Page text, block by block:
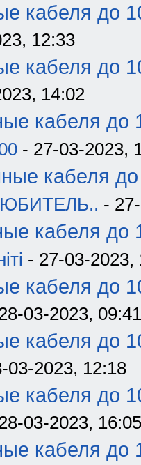
кабеля до
12:33
кабеля до
14:02
кабеля до
- 27-03-2023,
кабеля до
-
кабеля до
- 27-03-2023,
кабеля до
03-2023, 09:41
кабеля до
03-2023, 12:18
кабеля до
03-2023, 16:05
кабеля до